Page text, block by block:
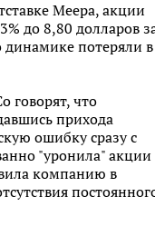
Меера, акции
до 8,80 долларов
динамике потеряли в
говорят, что
прихода
ошибку сразу с
"уронила" акции
компанию в